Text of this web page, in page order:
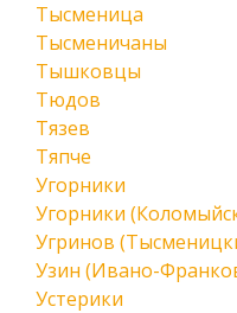
Тысменица
Тысменичаны
Тышковцы
Тюдов
Тязев
Тяпче
Угорники
Угорники
Угринов
Узин (Ивано-
Устерики